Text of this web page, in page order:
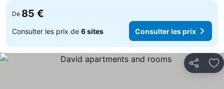
De 85 €
Consulter les prix de 6 sites Consulter les prix
Partager